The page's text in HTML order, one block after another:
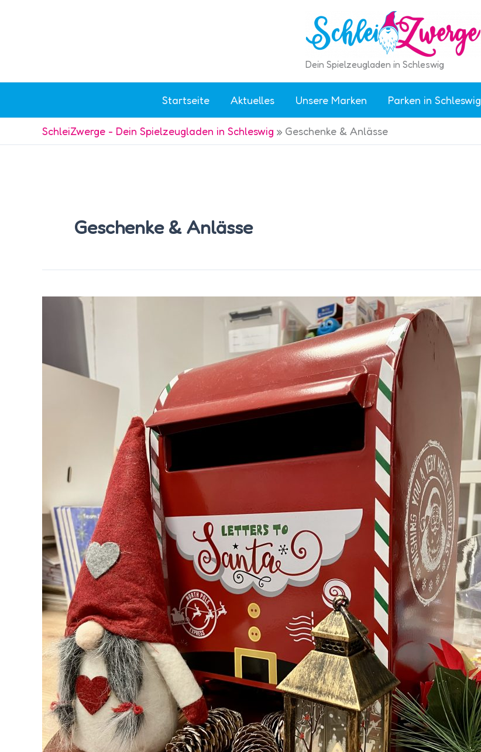
Dein Spielzeugladen in Schleswig
Startseite Aktuelles Unsere Marken Parken in Schleswig
SchleiZwerge - Dein Spielzeugladen in Schleswig » Geschenke & Anlässe
Geschenke & Anlässe